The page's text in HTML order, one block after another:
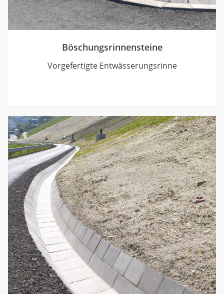
Böschungsrinnensteine
Vorgefertigte Entwässerungsrinne